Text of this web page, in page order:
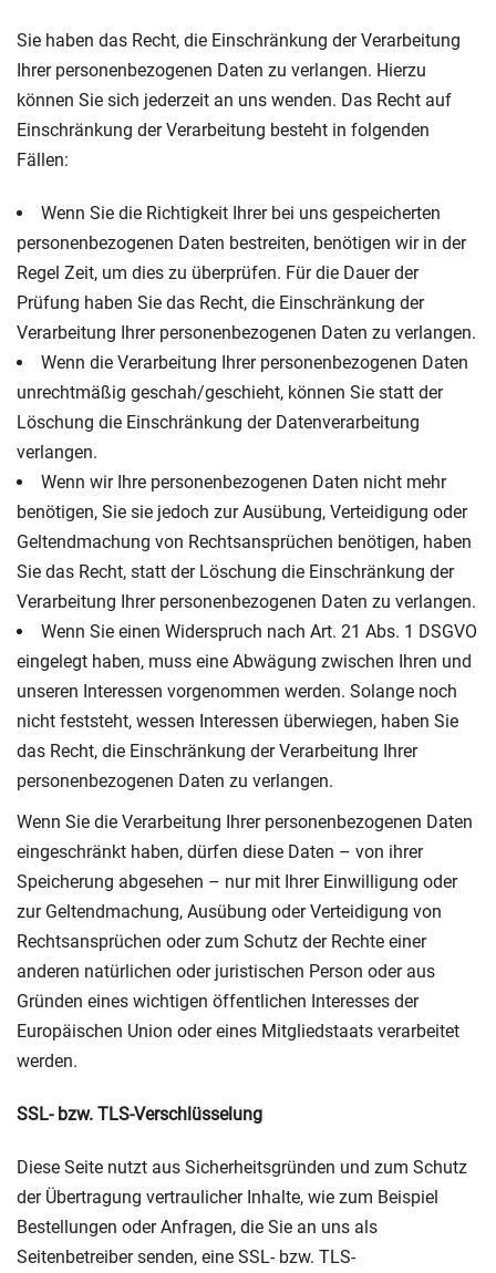
Sie haben das Recht, die Einschränkung der Verarbeitung
Ihrer personenbezogenen Daten zu verlangen. Hierzu
können Sie sich jederzeit an uns wenden. Das Recht auf
Einschränkung der Verarbeitung besteht in folgenden
Fällen:
Wenn Sie die Richtigkeit Ihrer bei uns gespeicherten
personenbezogenen Daten bestreiten, benötigen wir in der
Regel Zeit, um dies zu überprüfen. Für die Dauer der
Prüfung haben Sie das Recht, die Einschränkung der
Verarbeitung Ihrer personenbezogenen Daten zu verlangen.
Wenn die Verarbeitung Ihrer personenbezogenen Daten
unrechtmäßig geschah/geschieht, können Sie statt der
Löschung die Einschränkung der Datenverarbeitung
verlangen.
Wenn wir Ihre personenbezogenen Daten nicht mehr
benötigen, Sie sie jedoch zur Ausübung, Verteidigung oder
Geltendmachung von Rechtsansprüchen benötigen, haben
Sie das Recht, statt der Löschung die Einschränkung der
Verarbeitung Ihrer personenbezogenen Daten zu verlangen.
Wenn Sie einen Widerspruch nach Art. 21 Abs. 1 DSGVO
eingelegt haben, muss eine Abwägung zwischen Ihren und
unseren Interessen vorgenommen werden. Solange noch
nicht feststeht, wessen Interessen überwiegen, haben Sie
das Recht, die Einschränkung der Verarbeitung Ihrer
personenbezogenen Daten zu verlangen.
Wenn Sie die Verarbeitung Ihrer personenbezogenen Daten
eingeschränkt haben, dürfen diese Daten – von ihrer
Speicherung abgesehen – nur mit Ihrer Einwilligung oder
zur Geltendmachung, Ausübung oder Verteidigung von
Rechtsansprüchen oder zum Schutz der Rechte einer
anderen natürlichen oder juristischen Person oder aus
Gründen eines wichtigen öffentlichen Interesses der
Europäischen Union oder eines Mitgliedstaats verarbeitet
werden.
SSL- bzw. TLS-Verschlüsselung
Diese Seite nutzt aus Sicherheitsgründen und zum Schutz
der Übertragung vertraulicher Inhalte, wie zum Beispiel
Bestellungen oder Anfragen, die Sie an uns als
Seitenbetreiber senden, eine SSL- bzw. TLS-